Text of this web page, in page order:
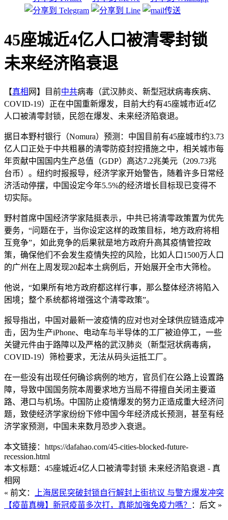
45座城近4亿人口被清零封锁
未来经济陷衰退
【真相 网】目前中共病毒（武汉肺炎、新型冠狀病毒疾病、
COVID-19）正在中国重新爆发，目前大约有45座城市近4亿
人口被清零封锁，民怨在爆发、未来经济陷衰退。
据日本野村银行（Nomura）预测：中国目前有45座城市约3.73
亿人口正处于中共粗暴的清零防疫封控措施之中，相关城市每
年贡献中国国内生产总值（GDP）高达7.2兆美元（209.73兆
台币）。纽约时报报导，经济学家开始警告，随着许多日常经
济活动停摆，中国设定今年5.5%的经济增长目标现已变得不
切实际。
野村首席中国经济学家陆挺表示，中共已将清零政策置为优先
要务，“问题在于，当你设定这样的政策目标，地方政府将相
互竞争”，如此竞争的后果就是地方政府升高其疫情管控政
策，确保他们不会发生疫情失控的风险，比如人口1500万人口
的广州在上周发现20起本土病例后，开始展开全市大筛检。
他说，“如果所有地方政府都这样行事，那么整体经济将陷入
困境；整个系统都将增强这个清零政策”。
报导指出，中国对最新一波疫情的应对也对全球供应链造成冲
击，因为生产iPhone、电动车与半导体的工厂被迫停工，一些
关键元件由于路障以及严格的武汉肺炎（新型冠状病毒病，
COVID-19）筛检要求，无法从码头运抵工厂。
在一些没有出现任何确诊病例的地方，官员们在公路上设置路
障，导致中国国务院本周要求地方当局不得擅自关闭主要道
路、港口与机场。中国防止疫情爆发的努力正造成重大经济问
题，致使经济学家纷纷下修中国今年经济成长预测，甚至有经
济学家预测，中国未来数月恐步入衰退。
本文链接：https://dafahao.com/45-cities-blocked-future-
recession.html
本文标题：45座城近4亿人口被清零封锁 未来经济陷衰退 - 真
相网
« 前文：
上海居民突破封锁自行解封上街抗议 与警方爆发冲突
【疫苗真機】新冠疫苗多次打，真能加強免疫力嗎？
：后文 »